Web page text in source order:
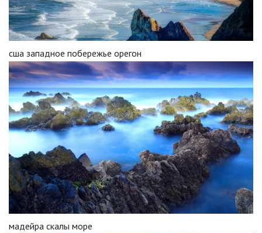
сша западное побережье орегон
мадейра скалы море